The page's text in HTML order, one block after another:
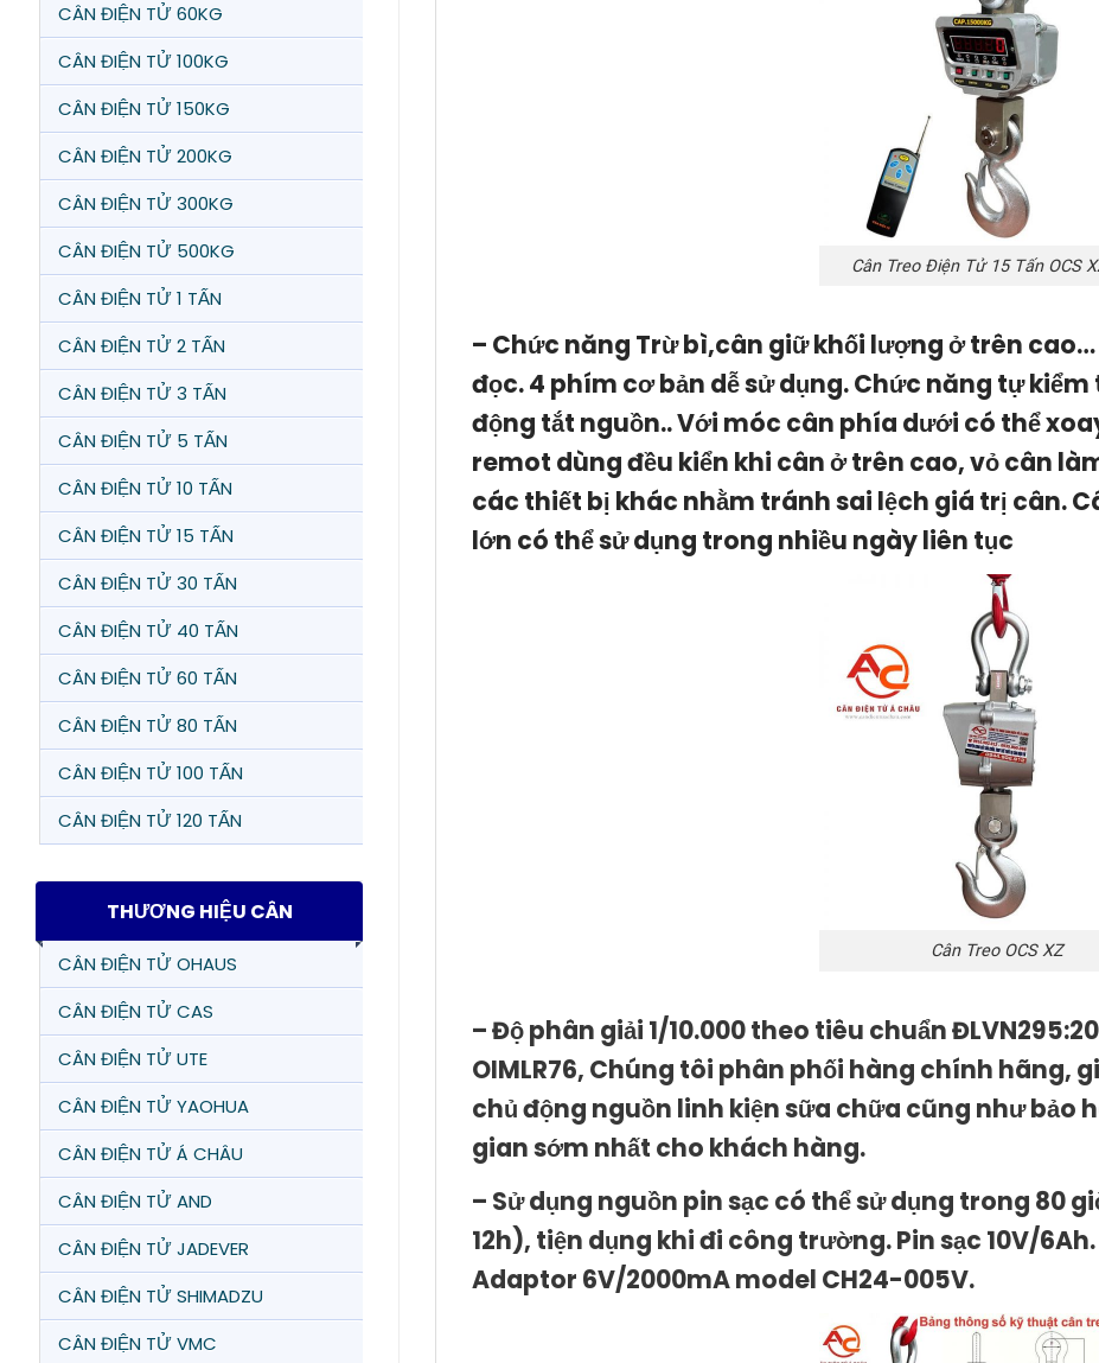
CÂN ĐIỆN TỬ 60KG
CÂN ĐIỆN TỬ 100KG
CÂN ĐIỆN TỬ 150KG
CÂN ĐIỆN TỬ 200KG
CÂN ĐIỆN TỬ 300KG
CÂN ĐIỆN TỬ 500KG
CÂN ĐIỆN TỬ 1 TẤN
CÂN ĐIỆN TỬ 2 TẤN
CÂN ĐIỆN TỬ 3 TẤN
CÂN ĐIỆN TỬ 5 TẤN
CÂN ĐIỆN TỬ 10 TẤN
CÂN ĐIỆN TỬ 15 TẤN
CÂN ĐIỆN TỬ 30 TẤN
CÂN ĐIỆN TỬ 40 TẤN
CÂN ĐIỆN TỬ 60 TẤN
CÂN ĐIỆN TỬ 80 TẤN
CÂN ĐIỆN TỬ 100 TẤN
CÂN ĐIỆN TỬ 120 TẤN
THƯƠNG HIỆU CÂN
CÂN ĐIỆN TỬ OHAUS
CÂN ĐIỆN TỬ CAS
CÂN ĐIỆN TỬ UTE
CÂN ĐIỆN TỬ YAOHUA
CÂN ĐIỆN TỬ Á CHÂU
CÂN ĐIỆN TỬ AND
CÂN ĐIỆN TỬ JADEVER
CÂN ĐIỆN TỬ SHIMADZU
CÂN ĐIỆN TỬ VMC
Cân Treo Điện Tử 15 Tấn OCS
– Chức năng Trừ bì,cân giữ khối lượng ở trên cao…
đọc. 4 phím cơ bản dễ sử dụng. Chức năng tự kiểm
động tắt nguồn.. Với móc cân phía dưới có thể
remot dùng đều kiển khi cân ở trên cao, vỏ cân
các thiết bị khác nhằm tránh sai lệch giá trị cân.
lớn có thể sử dụng trong nhiều ngày liên tục
Cân Treo OCS XZ
– Độ phân giải 1/10.000 theo tiêu chuẩn
OIMLR76, Chúng tôi phân phối hàng chính hãng,
chủ động nguồn linh kiện sữa chữa cũng như bảo
gian sớm nhất cho khách hàng.
– Sử dụng nguồn pin sạc có thể sử dụng trong 80
12h), tiện dụng khi đi công trường. Pin sạc 10V/6Ah.
Adaptor 6V/2000mA model CH24-005V.